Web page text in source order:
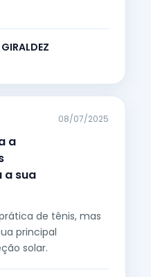
a
a sua
08/07/2025
de tênis, mas
principal
solar.